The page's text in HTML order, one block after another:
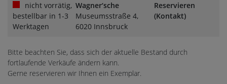
nicht vorrätig,
bestellbar in 1-3
Werktagen
Wagner‘sche
Museumsstraße 4,
6020 Innsbruck
Reservieren
(Kontakt)
Bitte beachten Sie, dass sich der aktuelle Bestand durch
fortlaufende Verkäufe ändern kann.
Gerne reservieren wir Ihnen ein Exemplar.